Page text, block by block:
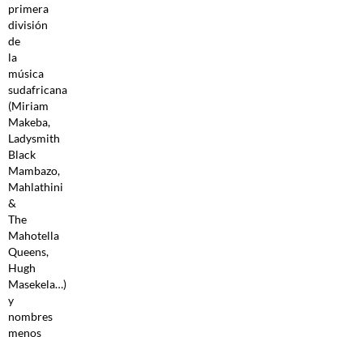
primera
división
de
la
música
sudafricana
(Miriam
Makeba,
Ladysmith
Black
Mambazo,
Mahlathini
&
The
Mahotella
Queens,
Hugh
Masekela…)
y
nombres
menos